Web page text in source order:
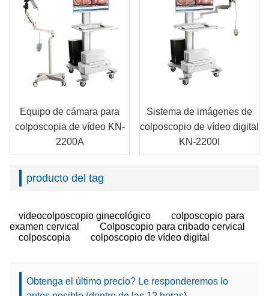
Equipo de cámara para
colposcopia de vídeo KN-
2200A
Sistema de imágenes de
colposcopio de vídeo digital
KN-2200I
producto del tag
videocolposcopio ginecológico
colposcopio para
examen cervical
Colposcopio para cribado cervical
colposcopia
colposcopio de vídeo digital
Obtenga el último precio? Le responderemos lo